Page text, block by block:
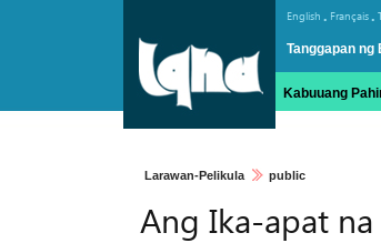
English . Français.
Tanggapan ng
Kabuuang
Larawan-Pelikula public
Ang Ika-apat